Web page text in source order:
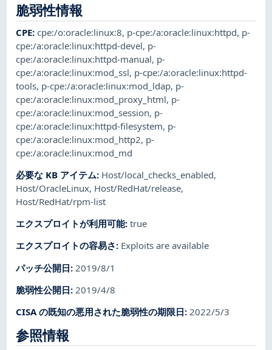
脆弱性情報
CPE:cpe:/o:oracle:linux:8, p-cpe:/a:oracle:linux:httpd, p-
cpe:/a:oracle:linux:httpd-devel, p-
cpe:/a:oracle:linux:httpd-manual, p-
cpe:/a:oracle:linux:mod_ssl, p-cpe:/a:oracle:linux:httpd-
tools, p-cpe:/a:oracle:linux:mod_ldap, p-
cpe:/a:oracle:linux:mod_proxy_html, p-
cpe:/a:oracle:linux:mod_session, p-
cpe:/a:oracle:linux:httpd-filesystem, p-
cpe:/a:oracle:linux:mod_http2, p-
cpe:/a:oracle:linux:mod_md
必要な KB アイテム: Host/local_checks_enabled,
Host/OracleLinux, Host/RedHat/release,
Host/RedHat/rpm-list
エクスプロイトが利用可能:true
エクスプロイトの容易さ: Exploits are available
パッチ公開日: 2019/8/1
脆弱性公開日:2019/4/8
CISA の既知の悪用された脆弱性の期限日:2022/5/3
参照情報